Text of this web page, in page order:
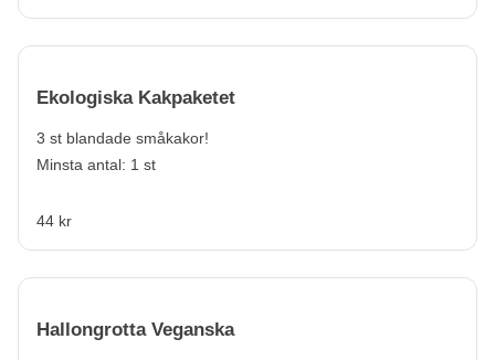
Ekologiska Kakpaketet
3 st blandade småkakor!
Minsta antal: 1 st
44 kr
Hallongrotta Veganska